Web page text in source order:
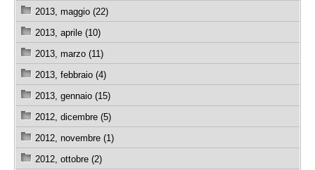
2013, maggio (22)
2013, aprile (10)
2013, marzo (11)
2013, febbraio (4)
2013, gennaio (15)
2012, dicembre (5)
2012, novembre (1)
2012, ottobre (2)